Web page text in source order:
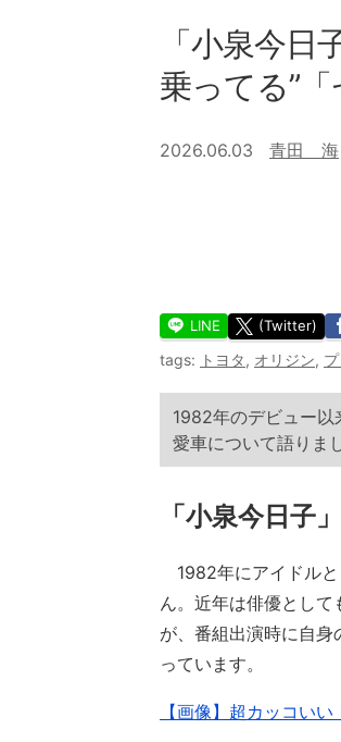
「小泉今
乗ってる”
2026.06.03 青田 海
LINE (Twitter)
tags: トヨタ, オリジン,
1982年のデビュー
愛車について語りま
「小泉今日子
1982年にアイドルと
ん。近年は俳優とし
が、番組出演時に自身
っています。
【画像】超カッコい